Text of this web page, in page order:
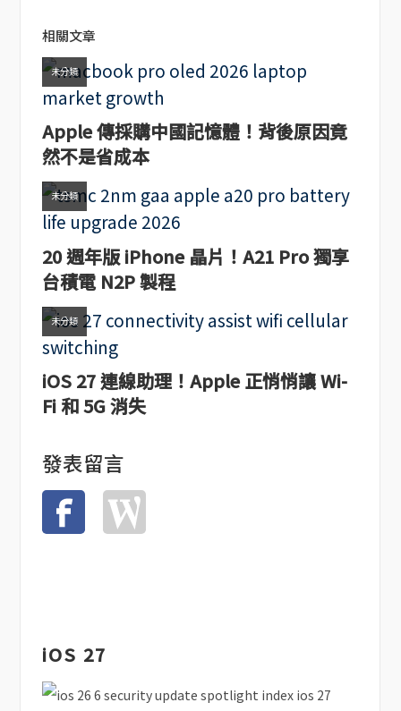
相關文章
未分類
Apple 傳採購中國記憶體！背後原因竟
然不是省成本
未分類
20 週年版 iPhone 晶片！A21 Pro 獨享
台積電 N2P 製程
未分類
iOS 27 連線助理！Apple 正悄悄讓 Wi-
Fi 和 5G 消失
發表留言
iOS 27